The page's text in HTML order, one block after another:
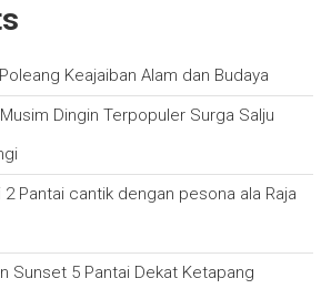
Keajaiban Alam dan Budaya
Dingin Terpopuler Surga Salju
2 Pantai cantik dengan pesona ala Raja
Sunset 5 Pantai Dekat Ketapang